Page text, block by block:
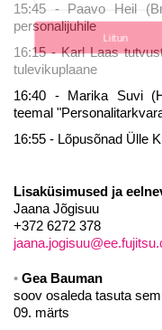
15:45 - Paavo Heil
personalijuhile
16:15 - Karl Laas
tulevikuplaane
16:40 - Marika Suvi
teemal
16:55 - Lõpusõnad Ülle
Lisaküsimused ja
Jaana Jõgisuu
+372 6272 378
Gea Bauman
soov osaleda tasuta
09. märts
Liitun